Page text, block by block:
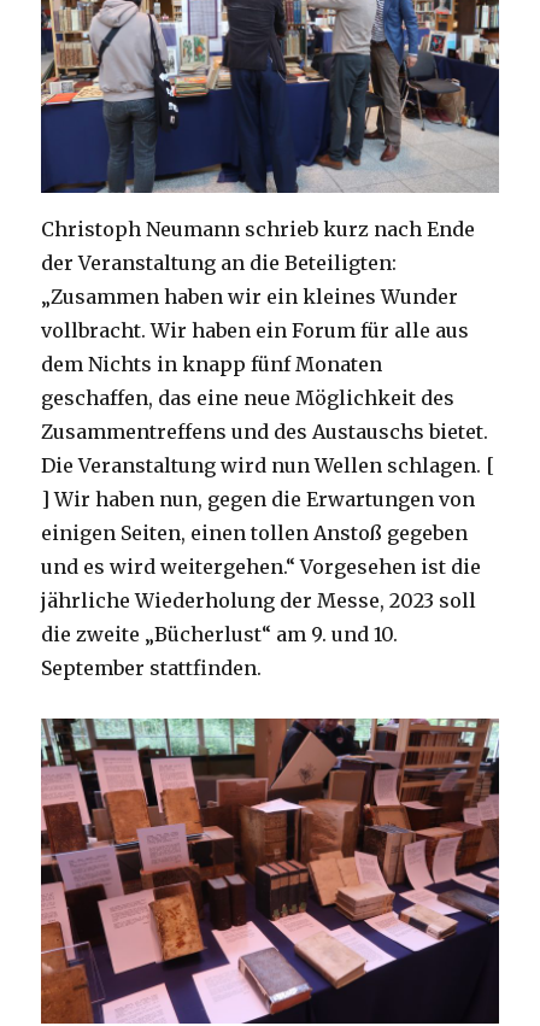
Christoph Neumann schrieb kurz nach Ende
der Veranstaltung an die Beteiligten:
„Zusammen haben wir ein kleines Wunder
vollbracht. Wir haben ein Forum für alle aus
dem Nichts in knapp fünf Monaten
geschaffen, das eine neue Möglichkeit des
Zusammentreffens und des Austauschs bietet.
Die Veranstaltung wird nun Wellen schlagen. [
] Wir haben nun, gegen die Erwartungen von
einigen Seiten, einen tollen Anstoß gegeben
und es wird weitergehen.“ Vorgesehen ist die
jährliche Wiederholung der Messe, 2023 soll
die zweite „Bücherlust“ am 9. und 10.
September stattfinden.